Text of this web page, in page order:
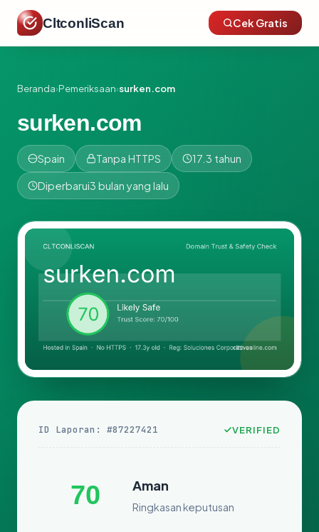
CltconliScan Cek Gratis
Beranda›Pemeriksaan›surken.com
surken.com
Spain Tanpa HTTPS 17.3 tahun
Diperbarui3 bulan yang lalu
ID Laporan: #87227421 VERIFIED
70 Aman
Ringkasan keputusan